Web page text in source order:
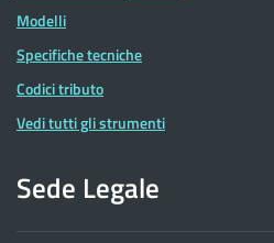
Modelli
Specifiche tecniche
Codici tributo
Vedi tutti gli strumenti
Sede Legale